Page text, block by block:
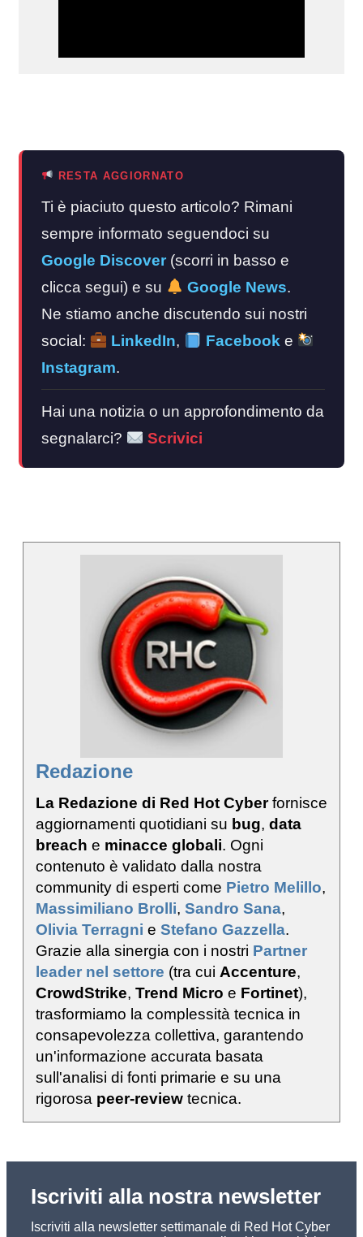
RESTA AGGIORNATO
Ti è piaciuto questo articolo? Rimani
sempre informato seguendoci su
Google Discover (scorri in basso e
clicca segui) e su
Google News.
Ne stiamo anche discutendo sui nostri
social:
LinkedIn, Facebook e
Instagram.
Hai una notizia o un approfondimento da
segnalarci?
Scrivici
Redazione
La Redazione di Red Hot Cyberfornisce
aggiornamenti quotidiani su bug, data
breach e minacce globali. Ogni
contenuto è validato dalla nostra
community di esperti come Pietro Melillo,
Massimiliano Brolli, Sandro Sana,
Olivia Terragni e Stefano Gazzella.
Grazie alla sinergia con i nostri Partner
leader nel settore (tra cui Accenture,
CrowdStrike, Trend Micro e Fortinet),
trasformiamo la complessità tecnica in
consapevolezza collettiva, garantendo
un'informazione accurata basata
sull'analisi di fonti primarie e su una
rigorosa peer-review tecnica.
Iscriviti alla nostra newsletter
Iscriviti alla newsletter settimanale di Red Hot Cyber